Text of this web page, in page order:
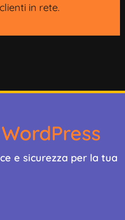
in rete.
e sicurezza per la tua